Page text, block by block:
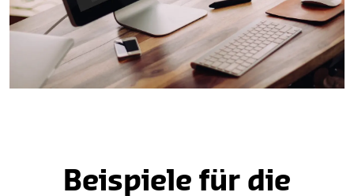
Beispiele für die